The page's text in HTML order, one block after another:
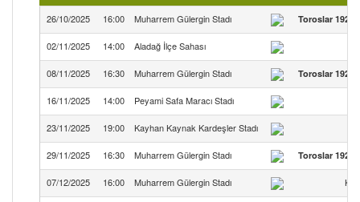
26/10/2025 16:00 Muharrem Gülergin Stadı Toroslar 1922
02/11/2025 14:00 Aladağ İlçe Sahası
08/11/2025 16:30 Muharrem Gülergin Stadı Toroslar 1922
16/11/2025 14:00 Peyami Safa Maracı Stadı
23/11/2025 19:00 Kayhan Kaynak Kardeşler Stadı
29/11/2025 16:30 Muharrem Gülergin Stadı Toroslar 1922
07/12/2025 16:00 Muharrem Gülergin Stadı